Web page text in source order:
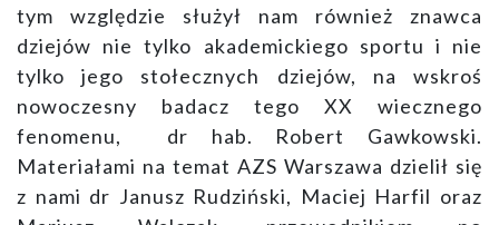
tym względzie służył nam również znawca
dziejów nie tylko akademickiego sportu i nie
tylko jego stołecznych dziejów, na wskroś
nowoczesny badacz tego XX wiecznego
fenomenu, dr hab. Robert Gawkowski.
Materiałami na temat AZS Warszawa dzielił się
z nami dr Janusz Rudziński, Maciej Harfil oraz